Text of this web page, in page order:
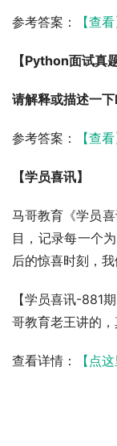
参考答案： 【查看
【Python面试真题
请解释或描述一
参考答案： 【查看
【学员喜讯】
马哥教育《学员
目，记录每一个
后的惊喜时刻，
【学员喜讯-881
哥教育老王讲的，
查看详情： 【点这